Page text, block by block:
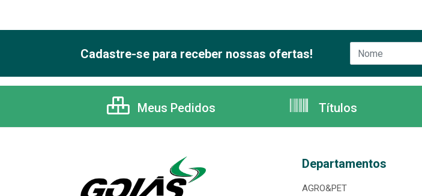
Cadastre-se para receber nossas ofertas!
Meus Pedidos Títulos
Departamentos
AGRO&PET